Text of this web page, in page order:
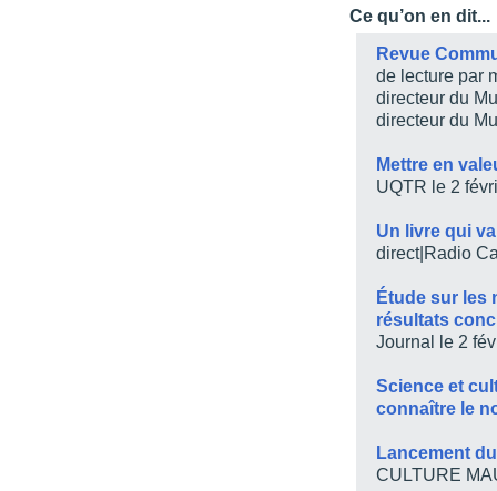
culturelle, Michel
Table des matières
Liste des figures
Liste des acronymes
CHAPITRE 1 – Lieu
le Comité de
Conclusion
à aujourd’hui
CHAPITRE 2 – Un
Une étude des
Conclusion
CHAPITRE 3 – Entre
pas visiter le Salon
Ce qu’on en dit...
Revue
de lecture par
directeur du
directeur du
Mettre en
UQTR le 2
Un livre qui
direct|Radio
Étude sur les
résultats
Journal le 2
Science et
connaître le
Lancement
CULTURE